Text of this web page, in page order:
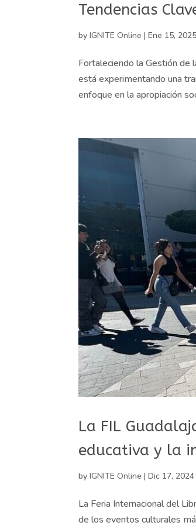
Tendencias
byIGNITE Online |Ene 15, 2025
Fortaleciendo la Gestión de
está experimentando una
enfoque en la apropiación
La FIL
educativa y la
byIGNITE Online |Dic 17, 2024
La Feria Internacional del
de los eventos culturales